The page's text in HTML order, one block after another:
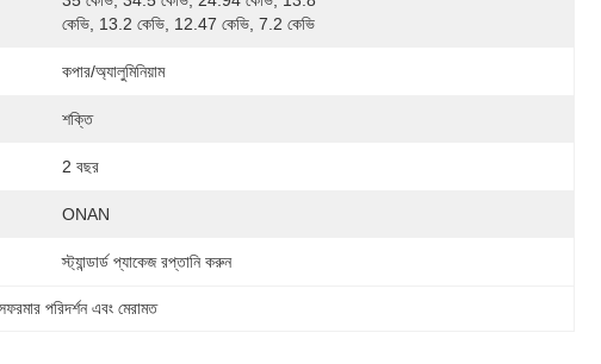
কেভি, 13.2 কেভি, 12.47 কেভি, 7.2 কেভি
কপার/অ্যালুমিনিয়াম
শক্তি
2 বছর
ONAN
স্ট্যান্ডার্ড প্যাকেজ রপ্তানি করুন
পরিদর্শন এবং মেরামত